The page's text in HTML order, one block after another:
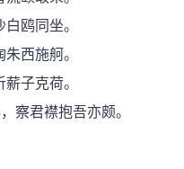
鸥同坐。
西施舸。
子克荷。
察君襟抱吾亦颇。